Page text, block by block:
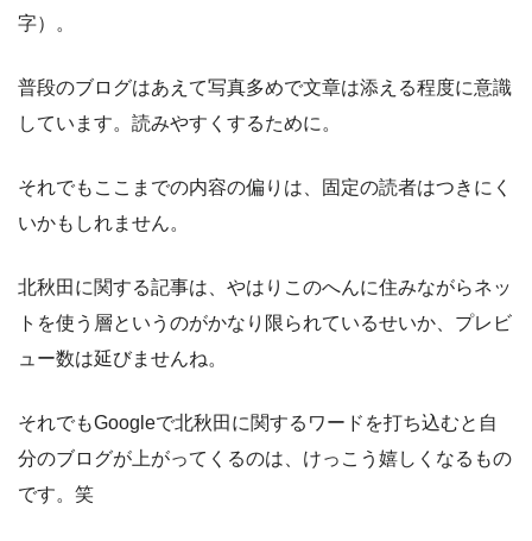
字）。
普段のブログはあえて写真多めで文章は添える程度に意識
しています。読みやすくするために。
それでもここまでの内容の偏りは、固定の読者はつきにく
いかもしれません。
北秋田に関する記事は、やはりこのへんに住みながらネッ
トを使う層というのがかなり限られているせいか、プレビ
ュー数は延びませんね。
それでもGoogleで北秋田に関するワードを打ち込むと自
分のブログが上がってくるのは、けっこう嬉しくなるもの
です。笑